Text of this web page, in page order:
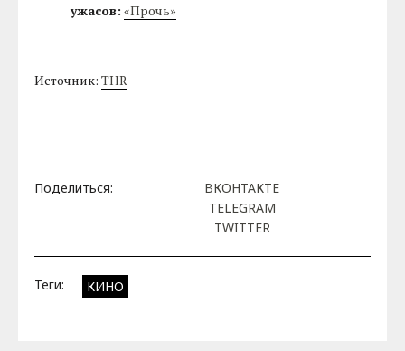
ужасов: «Прочь»
Источник:THR
Поделиться:
ВКОНТАКТЕ
TELEGRAM
TWITTER
Теги: КИНО